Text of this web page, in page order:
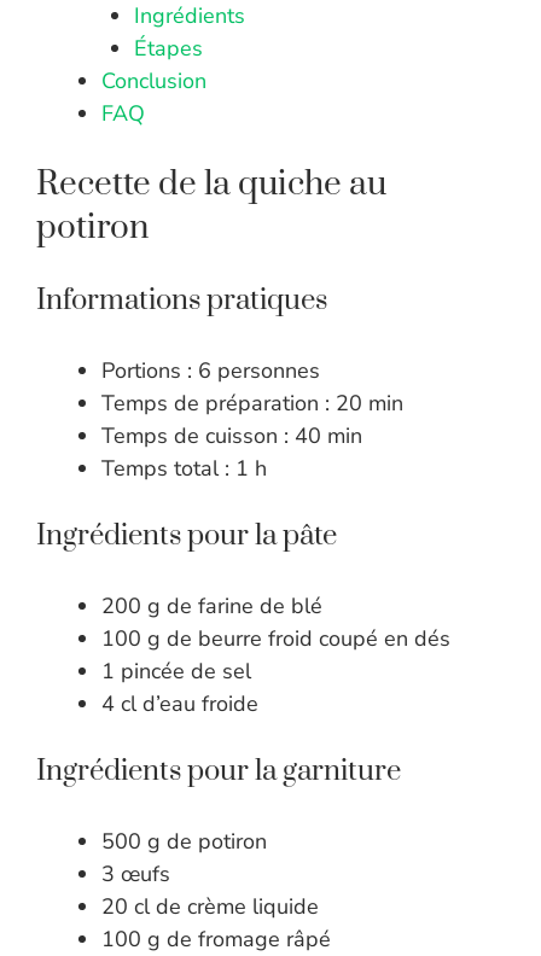
Ingrédients
Étapes
Conclusion
FAQ
Recette de la quiche au
potiron
Informations pratiques
Portions : 6 personnes
Temps de préparation : 20 min
Temps de cuisson : 40 min
Temps total : 1 h
Ingrédients pour la pâte
200 g de farine de blé
100 g de beurre froid coupé en dés
1 pincée de sel
4 cl d’eau froide
Ingrédients pour la garniture
500 g de potiron
3 œufs
20 cl de crème liquide
100 g de fromage râpé